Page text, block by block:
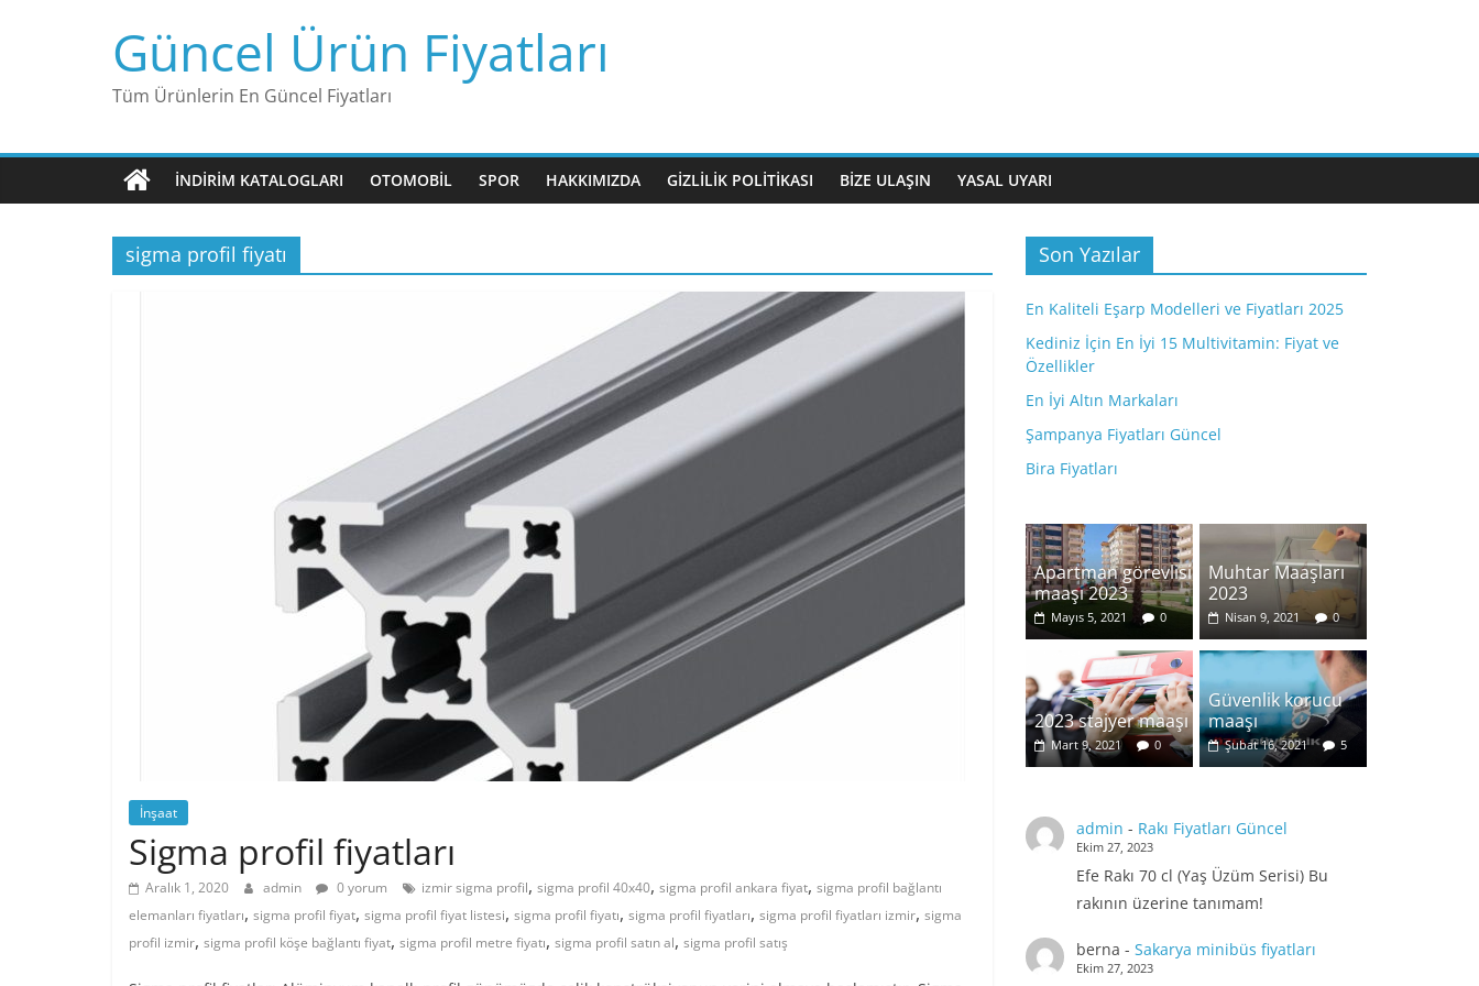
Güncel Ürün Fiyatları
Tüm Ürünlerin En Güncel Fiyatları
İNDIRIM KATALOGLARI OTOMOBIL SPOR HAKKIMIZDA GIZLILIK POLITIKASI BIZE ULAŞIN YASAL UYARI
sigma profil fiyatı
İnşaat
Sigma profil fiyatları
Aralık 1, 2020 admin 0 yorum izmir sigma profil, sigma profil 40x40, sigma profil ankara fiyat, sigma profil bağlantı
elemanları fiyatları, sigma profil fiyat, sigma profil fiyat listesi, sigma profil fiyatı, sigma profil fiyatları, sigma profil fiyatları izmir, sigma
profil izmir, sigma profil köşe bağlantı fiyat, sigma profil metre fiyatı, sigma profil satın al, sigma profil satış
Son Yazılar
En Kaliteli Eşarp Modelleri ve Fiyatları 2025
Kediniz İçin En İyi 15 Multivitamin: Fiyat ve
Özellikler
En İyi Altın Markaları
Şampanya Fiyatları Güncel
Bira Fiyatları
Apartman görevlisi
maaşı 2023
Mayıs 5, 2021 0
Muhtar Maaşları
2023
Nisan 9, 2021 0
2023 stajyer maaşı
Mart 9, 2021 0
Güvenlik korucu
maaşı
Şubat 16, 2021 5
admin - Rakı Fiyatları Güncel
Ekim 27, 2023
Efe Rakı 70 cl (Yaş Üzüm Serisi) Bu
rakının üzerine tanımam!
berna - Sakarya minibüs fiyatları
Ekim 27, 2023